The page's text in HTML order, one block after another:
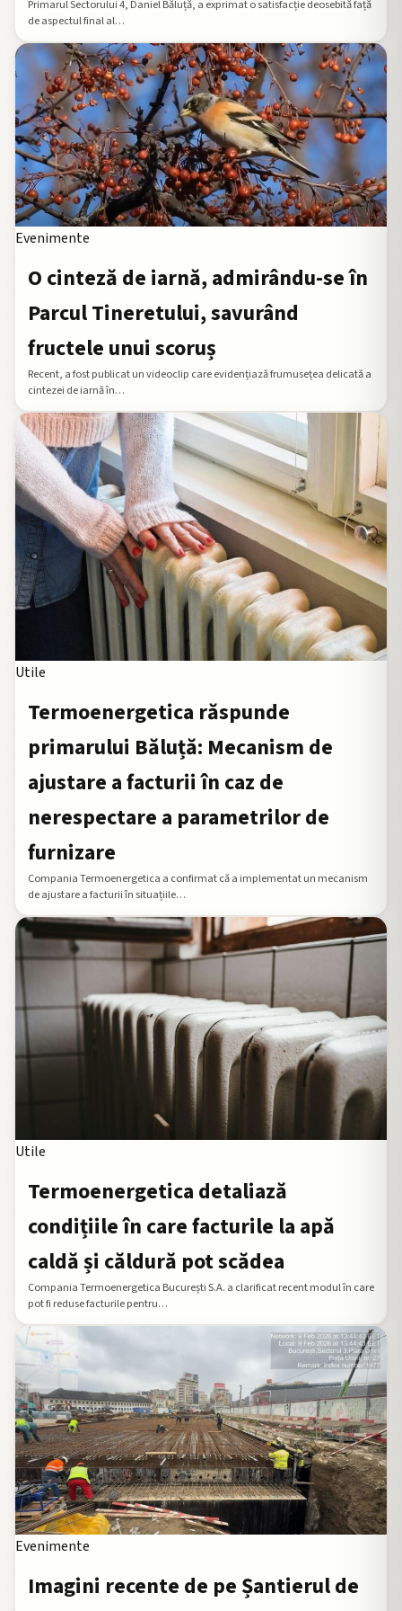
Primarul Sectorului 4, Daniel Băluță, a exprimat o satisfacție deosebită față
de aspectul final al…
Evenimente
O cinteză de iarnă, admirându-se în
Parcul Tineretului, savurând
fructele unui scoruș
Recent, a fost publicat un videoclip care evidențiază frumusețea delicată a
cintezei de iarnă în…
Utile
Termoenergetica răspunde
primarului Băluță: Mecanism de
ajustare a facturii în caz de
nerespectare a parametrilor de
furnizare
Compania Termoenergetica a confirmat că a implementat un mecanism
de ajustare a facturii în situațiile…
Utile
Termoenergetica detaliază
condițiile în care facturile la apă
caldă și căldură pot scădea
Compania Termoenergetica București S.A. a clarificat recent modul în care
pot fi reduse facturile pentru…
Evenimente
Imagini recente de pe Șantierul de